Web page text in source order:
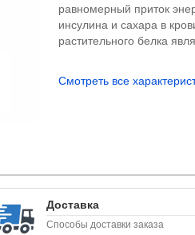
равномерный приток
инсулина и сахара в
растительного белка
Смотреть все
Доставка
Способы доставки заказа